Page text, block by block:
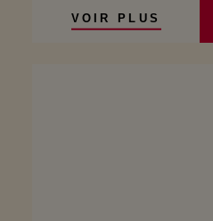
VOIR PLUS